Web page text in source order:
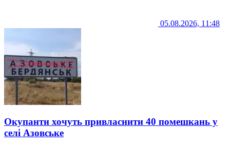
05.08.2026, 11:48
Окупанти хочуть привласнити 40 помешкань у
селі Азовське